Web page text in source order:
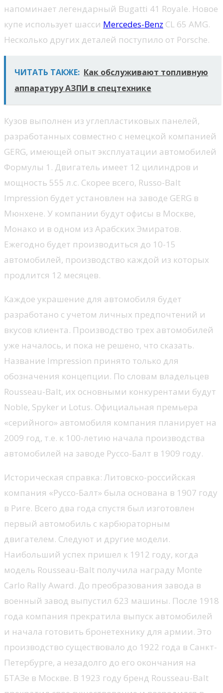
напоминает легендарный Bugatti 41 Royale. Новое
купе использует шасси Mercedes-Benz CL 65 AMG.
Несколько других деталей поступило от Porsche.
ЧИТАТЬ ТАКЖЕ: Как обслуживают топливную
аппаратуру АЗПИ в спецтехнике
Кузов выполнен из углепластиковых панелей,
разработанных совместно с немецкой компанией
GERG, имеющей опыт эксплуатации автомобилей
Формулы 1. Двигатель имеет 12 цилиндров и
мощность 555 л.с. Скорее всего, Russo-Balt
Impression будет установлен на заводе GERG в
Мюнхене. У компании будут офисы в Москве,
Монако и в одном из Арабских Эмиратов.
Ежегодно будет производиться до 10-15
автомобилей, производство каждой из которых
продлится 12 месяцев.
Каждое украшение для автомобиля будет
разработано с учетом личных предпочтений и
вкусов клиента. Производство трех автомобилей
уже началось, и пока не решено, что сказать.
Название Impression принято только для
обозначения концепции. По словам владельцев
Rousseau-Balt, их основными конкурентами будут
Noble, Spyker и Lotus. Официальная премьера
«серийного» автомобиля компания планирует на
2009 год, т.е. к 100-летию начала производства
автомобилей на заводе Руссо-Балт в 1909 году.
Историческая справка: Литовско-российская
компания «Руссо-Балт» была основана в 1907 году
в Риге. Всего два года спустя был изготовлен
первый автомобиль с карбюраторным
двигателем. Следуют и другие модели.
Наибольший успех пришел к 1912 году, когда
модель Rousseau-Balt получила награду Monte
Carlo Rally Award. До преобразования завода в
военный завод выпустил 623 машины. После 1918
года компания прекратила выпуск автомобилей
и начала готовить бронетехнику для армии. Это
производство существовало до 1922 года в Санкт-
Петербурге, а незадолго до его окончания на
БТАЗе в Москве. В 1923 году бренд Rousseau-Balt